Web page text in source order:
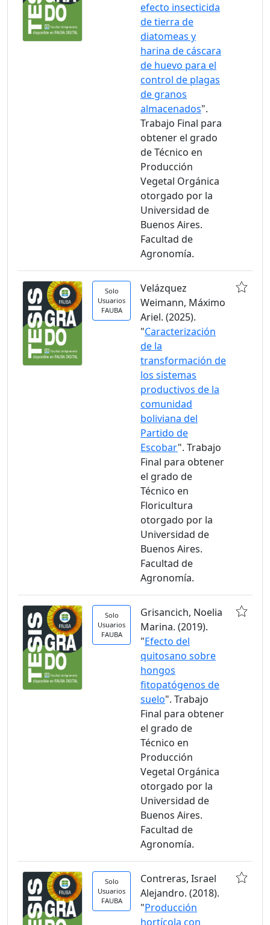
efecto insecticida
de tierra de
diatomeas y
harina de cáscara
de huevo para el
control de plagas
de granos
almacenados".
Trabajo Final para
obtener el grado
de Técnico en
Producción
Vegetal Orgánica
otorgado por la
Universidad de
Buenos Aires.
Facultad de
Agronomía.
Solo
Usuarios
FAUBA
Velázquez
Weimann, Máximo
Ariel. (2025).
"Caracterización
de la
transformación de
los sistemas
productivos de la
comunidad
boliviana del
Partido de
Escobar". Trabajo
Final para obtener
el grado de
Técnico en
Floricultura
otorgado por la
Universidad de
Buenos Aires.
Facultad de
Agronomía.
Solo
Usuarios
FAUBA
Grisancich, Noelia
Marina. (2019).
"Efecto del
quitosano sobre
hongos
fitopatógenos de
suelo". Trabajo
Final para obtener
el grado de
Técnico en
Producción
Vegetal Orgánica
otorgado por la
Universidad de
Buenos Aires.
Facultad de
Agronomía.
Solo
Usuarios
FAUBA
Contreras, Israel
Alejandro. (2018).
"Producción
hortícola con